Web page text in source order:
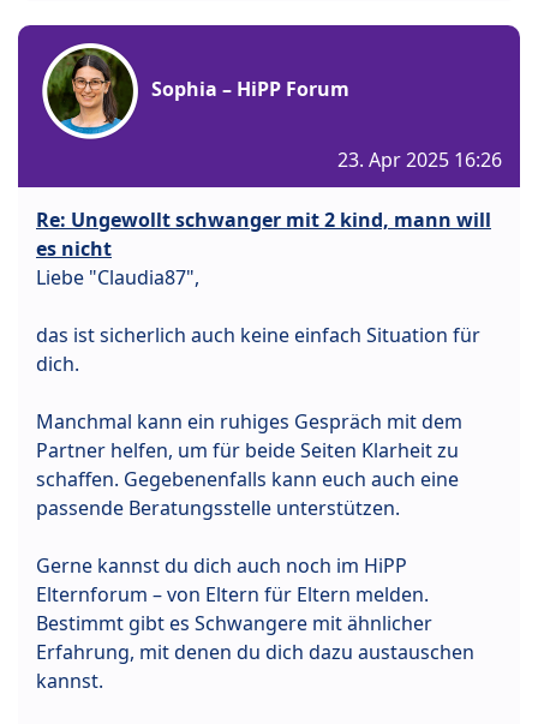
Sophia – HiPP Forum
23. Apr 2025 16:26
Re: Ungewollt schwanger mit 2 kind, mann will
es nicht
Liebe "Claudia87",
das ist sicherlich auch keine einfach Situation für
dich.
Manchmal kann ein ruhiges Gespräch mit dem
Partner helfen, um für beide Seiten Klarheit zu
schaffen. Gegebenenfalls kann euch auch eine
passende Beratungsstelle unterstützen.
Gerne kannst du dich auch noch im HiPP
Elternforum – von Eltern für Eltern melden.
Bestimmt gibt es Schwangere mit ähnlicher
Erfahrung, mit denen du dich dazu austauschen
kannst.